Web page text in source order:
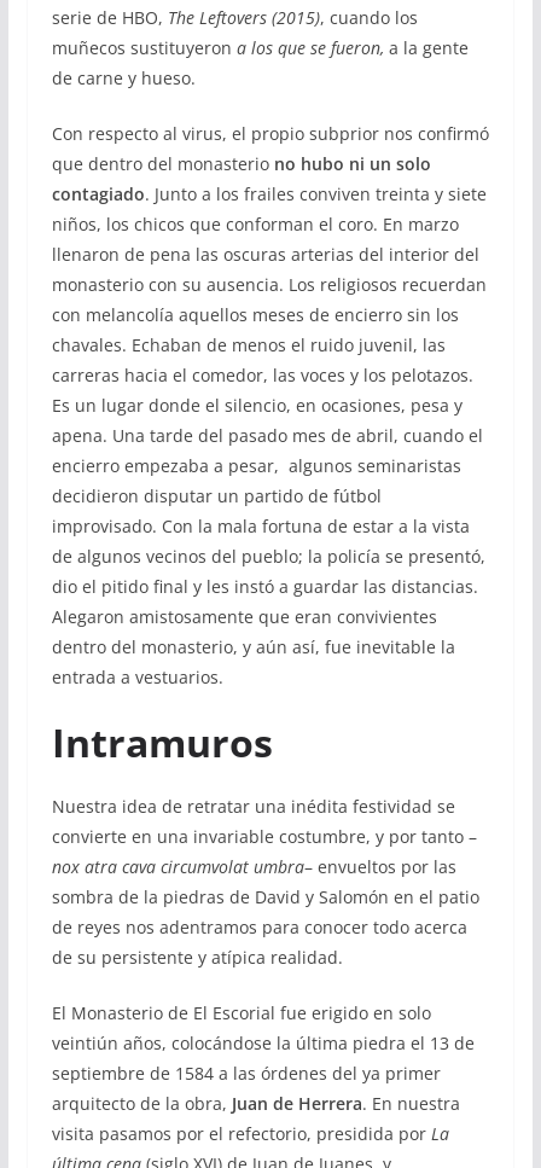
serie de HBO, The Leftovers (2015), cuando los
muñecos sustituyeron a los que se fueron, a la gente
de carne y hueso.
Con respecto al virus, el propio subprior nos confirmó
que dentro del monasterio no hubo ni un solo
contagiado. Junto a los frailes conviven treinta y siete
niños, los chicos que conforman el coro. En marzo
llenaron de pena las oscuras arterias del interior del
monasterio con su ausencia. Los religiosos recuerdan
con melancolía aquellos meses de encierro sin los
chavales. Echaban de menos el ruido juvenil, las
carreras hacia el comedor, las voces y los pelotazos.
Es un lugar donde el silencio, en ocasiones, pesa y
apena. Una tarde del pasado mes de abril, cuando el
encierro empezaba a pesar, algunos seminaristas
decidieron disputar un partido de fútbol
improvisado. Con la mala fortuna de estar a la vista
de algunos vecinos del pueblo; la policía se presentó,
dio el pitido final y les instó a guardar las distancias.
Alegaron amistosamente que eran convivientes
dentro del monasterio, y aún así, fue inevitable la
entrada a vestuarios.
Intramuros
Nuestra idea de retratar una inédita festividad se
convierte en una invariable costumbre, y por tanto –
nox atra cava circumvolat umbra– envueltos por las
sombra de la piedras de David y Salomón en el patio
de reyes nos adentramos para conocer todo acerca
de su persistente y atípica realidad.
El Monasterio de El Escorial fue erigido en solo
veintiún años, colocándose la última piedra el 13 de
septiembre de 1584 a las órdenes del ya primer
arquitecto de la obra, Juan de Herrera. En nuestra
visita pasamos por el refectorio, presidida por La